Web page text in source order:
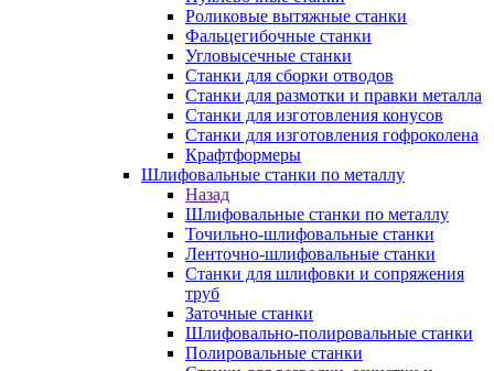
Роликовые вытяжные станки
Фальцегибочные станки
Угловысечные станки
Станки для сборки отводов
Станки для размотки и правки металла
Станки для изготовления конусов
Станки для изготовления гофроколена
Крафтформеры
Шлифовальные станки по металлу
Назад
Шлифовальные станки по металлу
Точильно-шлифовальные станки
Ленточно-шлифовальные станки
Станки для шлифовки и сопряжения
труб
Заточные станки
Шлифовально-полировальные станки
Полировальные станки